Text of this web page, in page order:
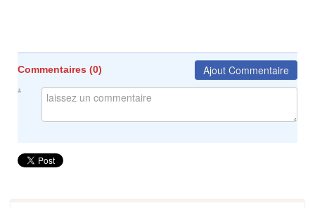
Commentaires (0) Ajout Commentaire